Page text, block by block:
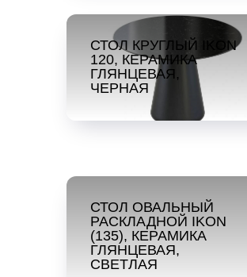
СТОЛ КРУГЛЫЙ IKON
120, КЕРАМИКА
ГЛЯНЦЕВАЯ,
ЧЕРНАЯ
СТОЛ ОВАЛЬНЫЙ
РАСКЛАДНОЙ IKON
(135), КЕРАМИКА
ГЛЯНЦЕВАЯ,
СВЕТЛАЯ